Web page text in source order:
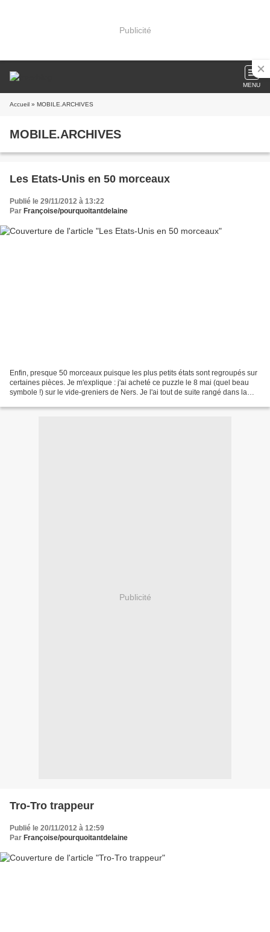
Publicité
MENU
Accueil » MOBILE.ARCHIVES
MOBILE.ARCHIVES
Les Etats-Unis en 50 morceaux
Publié le 29/11/2012 à 13:22
Par Françoise/pourquoitantdelaine
Enfin, presque 50 morceaux puisque les plus petits états sont regroupés sur
certaines pièces. Je m'explique : j'ai acheté ce puzzle le 8 mai (quel beau
symbole !) sur le vide-greniers de Ners. Je l'ai tout de suite rangé dans la
Publicité
Tro-Tro trappeur
Publié le 20/11/2012 à 12:59
Par Françoise/pourquoitantdelaine